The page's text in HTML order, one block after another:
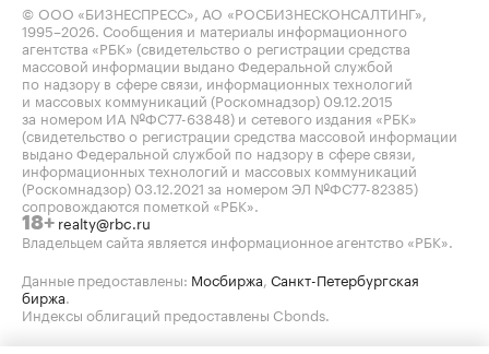
© ООО «БИЗНЕСПРЕСС», АО «РОСБИЗНЕСКОНСАЛТИНГ»,
1995–2026. Сообщения и материалы информационного
агентства «РБК» (свидетельство о регистрации средства
массовой информации выдано Федеральной службой
по надзору в сфере связи, информационных технологий
и массовых коммуникаций (Роскомнадзор) 09.12.2015
за номером ИА №ФС77-63848) и сетевого издания «РБК»
(свидетельство о регистрации средства массовой информации
выдано Федеральной службой по надзору в сфере связи,
информационных технологий и массовых коммуникаций
(Роскомнадзор) 03.12.2021 за номером ЭЛ №ФС77-82385)
сопровождаются пометкой «РБК».
18+ realty@rbc.ru
Владельцем сайта является информационное агентство «РБК».
Данные предоставлены: Мосбиржа, Санкт-Петербургская
биржа.
Индексы облигаций предоставлены Cbonds.